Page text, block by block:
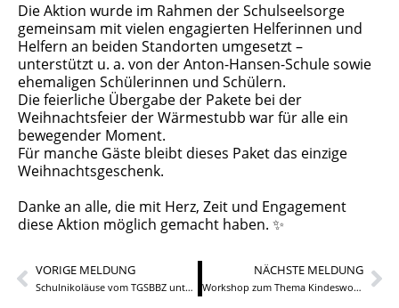
Die Aktion wurde im Rahmen der Schulseelsorge
gemeinsam mit vielen engagierten Helferinnen und
Helfern an beiden Standorten umgesetzt –
unterstützt u. a. von der Anton-Hansen-Schule sowie
ehemaligen Schülerinnen und Schülern.
Die feierliche Übergabe der Pakete bei der
Weihnachtsfeier der Wärmestubb war für alle ein
bewegender Moment.
Für manche Gäste bleibt dieses Paket das einzige
Weihnachtsgeschenk.
Danke an alle, die mit Herz, Zeit und Engagement
diese Aktion möglich gemacht haben. ✨
VORIGE MELDUNG
Schulnikoläuse vom TGSBBZ unterwegs in Neunkirchen und im Saarparkcenter
NÄCHSTE MELDUNG
Workshop zum Thema Kindeswohl und Kindeswohlgefährdung für angehende ErzieherInnen